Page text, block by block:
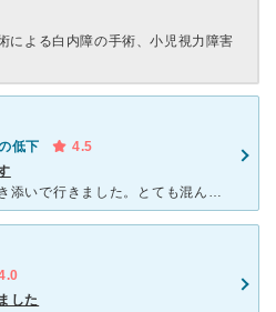
による白内障の手術、小児視力障害
低下
4.5
友人の白内障の治療のため付き添いで行きました。とても混んでいる病院で、朝開院と同時に行くのをお薦めします。 医師は的確に症状と治療内容をてきぱきと説明してくれ、友人は手術をこわがっていたのですが
した